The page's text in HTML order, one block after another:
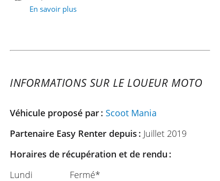
En savoir plus
INFORMATIONS SUR LE LOUEUR MOTO
Véhicule proposé par : Scoot Mania
Partenaire Easy Renter depuis : Juillet 2019
Horaires de récupération et de rendu :
Lundi
Fermé*